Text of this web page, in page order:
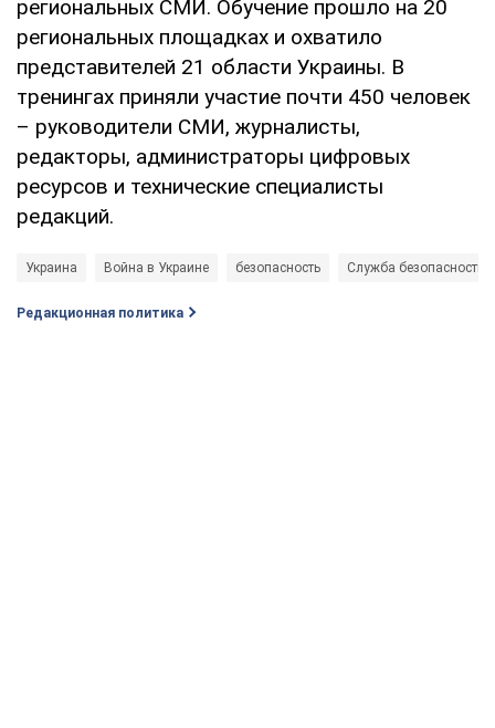
региональных СМИ. Обучение прошло на 20
региональных площадках и охватило
представителей 21 области Украины. В
тренингах приняли участие почти 450 человек
– руководители СМИ, журналисты,
редакторы, администраторы цифровых
ресурсов и технические специалисты
редакций.
Украина Война в Украине безопасность Служба безопасности
Редакционная политика